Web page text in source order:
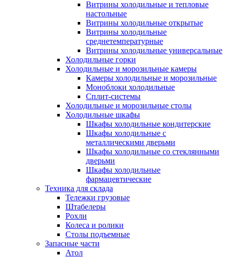
Витрины холодильные и тепловые
настольные
Витрины холодильные открытые
Витрины холодильные
среднетемпературные
Витрины холодильные универсальные
Холодильные горки
Холодильные и морозильные камеры
Камеры холодильные и морозильные
Моноблоки холодильные
Сплит-системы
Холодильные и морозильные столы
Холодильные шкафы
Шкафы холодильные кондитерские
Шкафы холодильные с
металлическими дверьми
Шкафы холодильные со стеклянными
дверьми
Шкафы холодильные
фармацевтические
Техника для склада
Тележки грузовые
Штабелеры
Рохли
Колеса и ролики
Столы подъемные
Запасные части
Атол